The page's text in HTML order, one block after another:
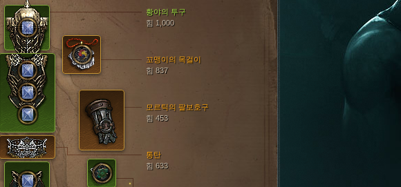
황야의 투구
힘 1,000
모르틱의 팔보호구
힘 453
통탄
힘 633
꼬맹이의 목걸이
힘 837